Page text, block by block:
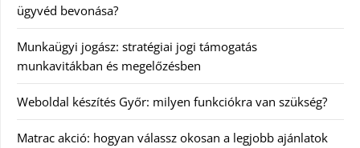
ügyvéd bevonása?
Munkaügyi jogász: stratégiai jogi támogatás
munkavitákban és megelőzésben
Weboldal készítés Győr: milyen funkciókra van szükség?
Matrac akció: hogyan válassz okosan a legjobb ajánlatok